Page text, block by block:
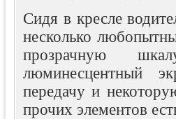
Сидя в кресле
несколько
прозрачную
люминесцентный
передачу и
прочих элементов